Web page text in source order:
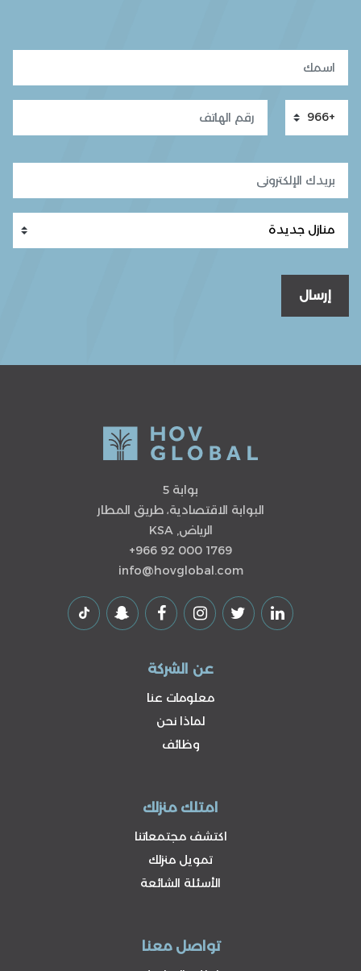
إرسال
بوابة 5
البوابة الاقتصادية، طريق المطار
الرياض, KSA
+966 92 000 1769
info@hovglobal.com
عن الشركة
معلومات عنا
لماذا نحن
وظائف
امتلك منزلك
اكتشف مجتمعاتنا
تمويل منزلك
الأسئلة الشائعة
تواصل معنا